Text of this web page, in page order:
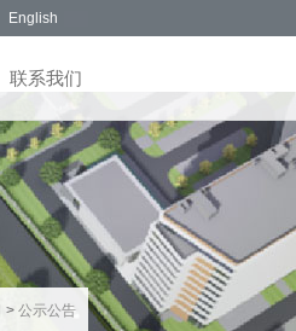
English
联系我们
> 公示公告